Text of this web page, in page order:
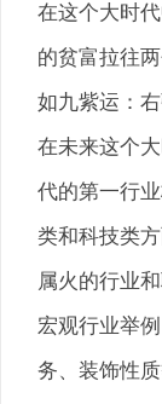
在这个大时
的贫富拉往
如九紫运：
在未来这个
代的第一行
类和科技类方
属火的行业
宏观行业举
务、装饰性